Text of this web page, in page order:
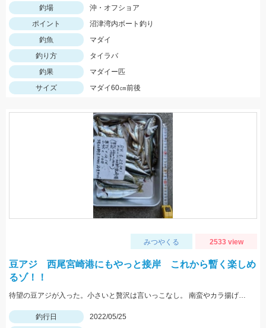
釣場
沖・オフショア
ポイント
沼津湾内ボート釣り
釣魚
マダイ
釣り方
タイラバ
釣果
マダイー匹
サイズ
マダイ60㎝前後
みつやくる 2533 view
豆アジ 西尾宮崎港にもやっと接岸 これから暫く楽しめ
るゾ！！
待望の豆アジが入った。小さいと贅沢は言いっこなし。 南蛮やカラ揚げに最適。今だけの特典。
釣行日
2022/05/25